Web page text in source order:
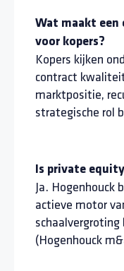
Wat maakt een
voor kopers?
Kopers kijken
contract
marktpositie,
strategische rol
Is private
Ja. Hogenhouck
actieve motor
(Hogenhouck